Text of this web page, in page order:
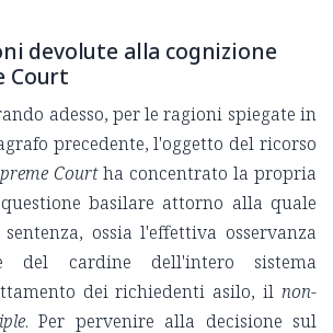
devolute alla cognizione
Court
adesso, per le ragioni spiegate in
precedente, l'oggetto del ricorso
Courtha concentrato la propria
basilare attorno alla quale
ossia l'effettiva osservanza
del cardine dell'intero sistema
dei richiedenti asilo, il non-
. Per pervenire alla decisione sul